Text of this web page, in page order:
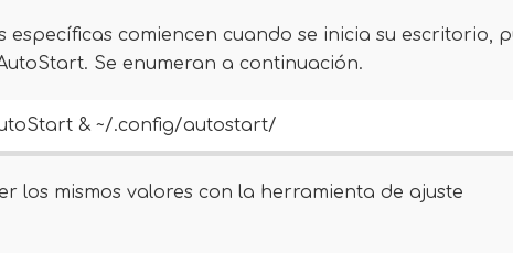
específicas comiencen cuando se inicia su escritorio,
Se enumeran a continuación.
& ~/.config/autostart/
los mismos valores con la herramienta de ajuste